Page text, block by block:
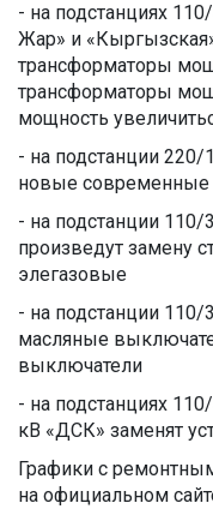
- на подстанциях
Жар» и
трансформаторы
трансформаторы
мощность
- на подстанции 220/
новые современные
- на подстанции 110/
произведут замену
элегазовые
- на подстанции
масляные
выключатели
- на подстанциях
кВ «ДСК» заменят
Графики с
на официальном